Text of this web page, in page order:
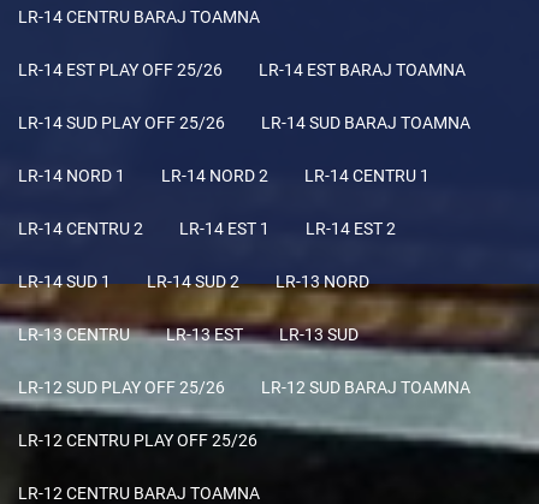
LR-14 CENTRU BARAJ TOAMNA
LR-14 EST PLAY OFF 25/26 LR-14 EST BARAJ TOAMNA
LR-14 SUD PLAY OFF 25/26 LR-14 SUD BARAJ TOAMNA
LR-14 NORD 1 LR-14 NORD 2 LR-14 CENTRU 1
LR-14 CENTRU 2 LR-14 EST 1 LR-14 EST 2
LR-14 SUD 1 LR-14 SUD 2 LR-13 NORD
LR-13 CENTRU LR-13 EST LR-13 SUD
LR-12 SUD PLAY OFF 25/26 LR-12 SUD BARAJ TOAMNA
LR-12 CENTRU PLAY OFF 25/26
LR-12 CENTRU BARAJ TOAMNA